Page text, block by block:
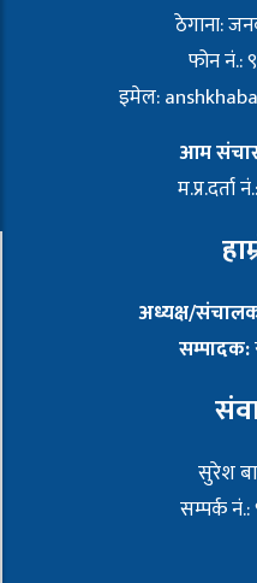
ठेगाना:
फोन नं.:
इमेल:
आम
अध्यक्ष/
सम्पादक:
सुरेश
सम्पर्क